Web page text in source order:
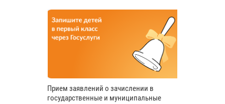
Прием заявлений о зачислении в
государственные и муниципальные